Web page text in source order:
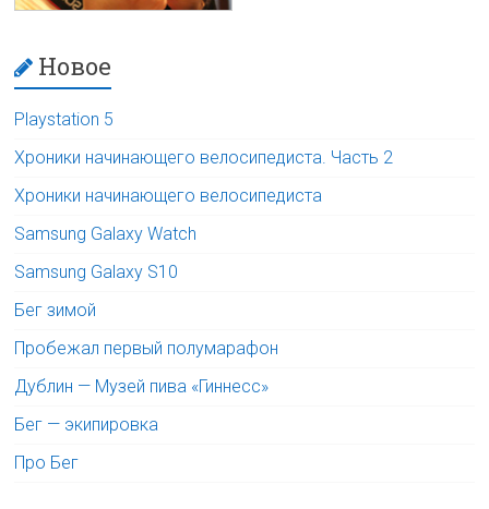
Новое
Playstation 5
Хроники начинающего велосипедиста. Часть 2
Хроники начинающего велосипедиста
Samsung Galaxy Watch
Samsung Galaxy S10
Бег зимой
Пробежал первый полумарафон
Дублин — Музей пива «Гиннесс»
Бег — экипировка
Про Бег